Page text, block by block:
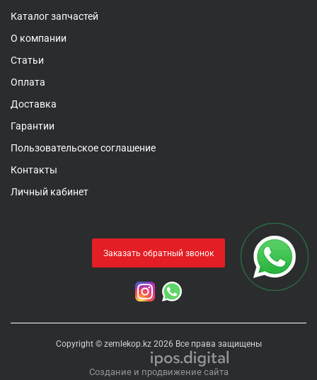
Каталог запчастей
О компании
Статьи
Оплата
Доставка
Гарантии
Пользовательское соглашение
Контакты
Личный кабинет
Заказать обратный звонок
Copyright © zemlekop.kz 2026 Все права защищены
Создание и продвижение сайта